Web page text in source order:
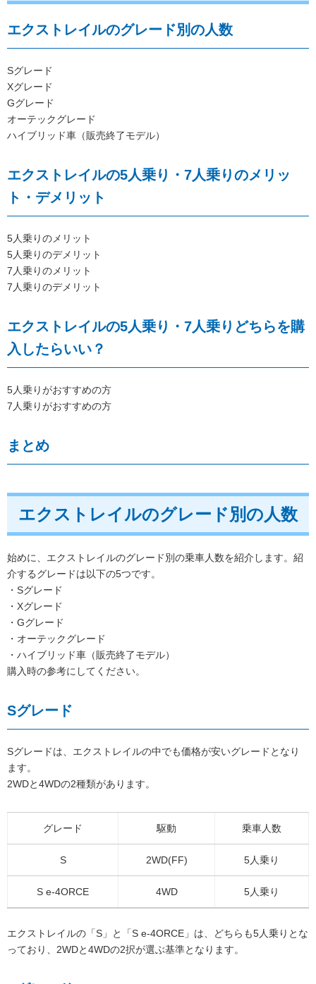
エクストレイルのグレード別の人数
Sグレード
Xグレード
Gグレード
オーテックグレード
ハイブリッド車（販売終了モデル）
エクストレイルの5人乗り・7人乗りのメリッ
ト・デメリット
5人乗りのメリット
5人乗りのデメリット
7人乗りのメリット
7人乗りのデメリット
エクストレイルの5人乗り・7人乗りどちらを購
入したらいい？
5人乗りがおすすめの方
7人乗りがおすすめの方
まとめ
エクストレイルのグレード別の人数
始めに、エクストレイルのグレード別の乗車人数を紹介します。紹
介するグレードは以下の5つです。
・Sグレード
・Xグレード
・Gグレード
・オーテックグレード
・ハイブリッド車（販売終了モデル）
購入時の参考にしてください。
Sグレード
Sグレードは、エクストレイルの中でも価格が安いグレードとなり
ます。
2WDと4WDの2種類があります。
グレード 駆動 乗車人数
S 2WD(FF) 5人乗り
S e-4ORCE 4WD 5人乗り
エクストレイルの「S」と「S e-4ORCE」は、どちらも5人乗りとな
っており、2WDと4WDの2択が選ぶ基準となります。